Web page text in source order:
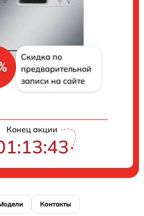
Скидка по
предварительной
записи на сайте
Конец акции
Контакты